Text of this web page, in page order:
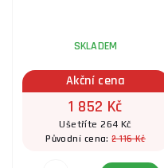
SKLADEM
Akční cena
1 852 Kč
Ušetříte 264 Kč
Původní cena:2 116 Kč